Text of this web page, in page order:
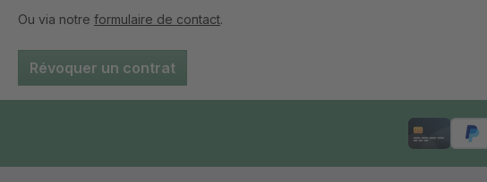
Ou via notre formulaire de contact.
Révoquer un contrat